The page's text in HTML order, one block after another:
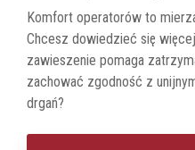
Komfort operatorów to
Chcesz dowiedzieć się
zawieszenie pomaga
zachować zgodność z
drgań?